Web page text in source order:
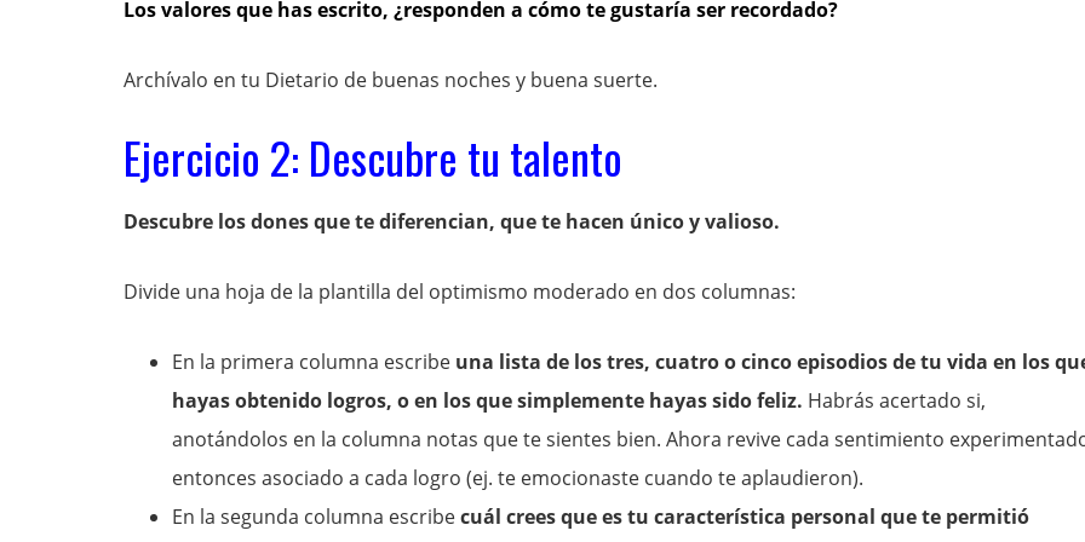
Los valores que has escrito, ¿responden a cómo te gustaría ser recordado?
Archívalo en tu Dietario de buenas noches y buena suerte.
Ejercicio 2: Descubre tu talento
Descubre los dones que te diferencian, que te hacen único y valioso.
Divide una hoja de la plantilla del optimismo moderado en dos columnas:
En la primera columna escribe una lista de los tres, cuatro o cinco episodios de tu vida en los
hayas obtenido logros, o en los que simplemente hayas sido feliz. Habrás acertado si,
anotándolos en la columna notas que te sientes bien. Ahora revive cada sentimiento
entonces asociado a cada logro (ej. te emocionaste cuando te aplaudieron).
En la segunda columna escribecuál crees que es tu característica personal que te permitió